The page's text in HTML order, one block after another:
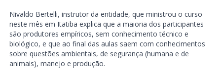
Nivaldo Bertelli, instrutor da entidade, que ministrou o curso
neste mês em Itatiba explica que a maioria dos participantes
são produtores empíricos, sem conhecimento técnico e
biológico, e que ao final das aulas saem com conhecimentos
sobre questões ambientais, de segurança (humana e de
animais), manejo e produção.